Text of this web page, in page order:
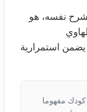
نفسه، هو
يضمن استمرارية
كودك مفهوما